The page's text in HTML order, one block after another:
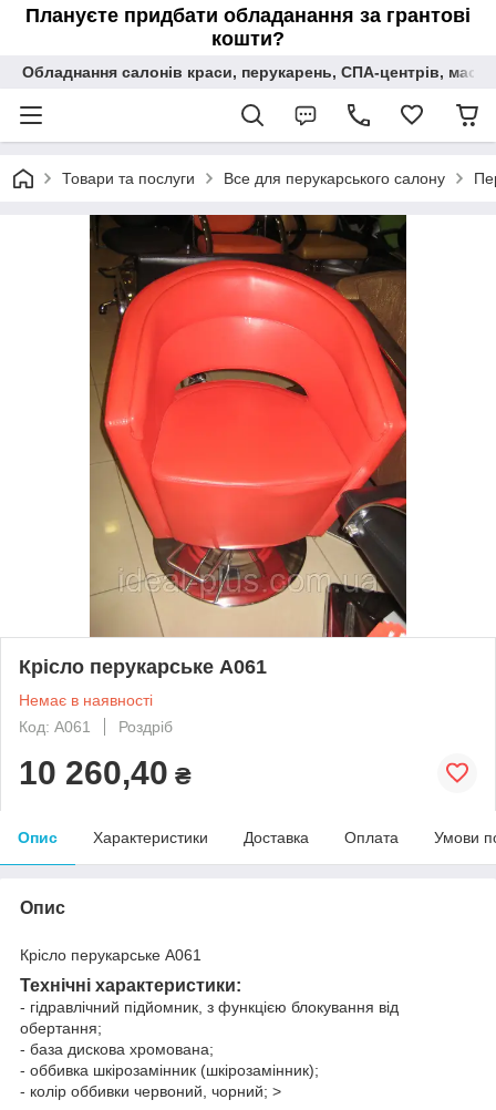
Плануєте придбати обладанання за грантові
кошти?
Обладнання салонів краси, перукарень, СПА-центрів,
Товари та послуги Все для перукарського салону
Крісло перукарське A061
Немає в наявності
Код: A061
Роздріб
10 260,40 ₴
Опис Характеристики Доставка Оплата Умови
Опис
Крісло перукарське A061
Технічні характеристики:
- гідравлічний підйомник, з функцією блокування від
обертання;
- база дискова хромована;
- оббивка шкірозамінник (шкірозамінник);
- колір оббивки червоний, чорний; >